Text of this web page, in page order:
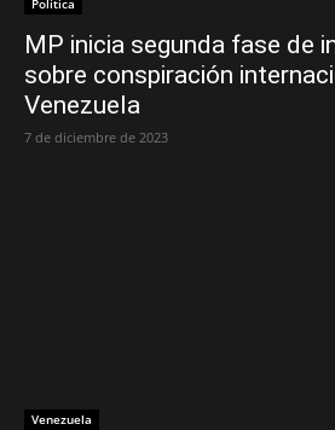
Política
MP inicia segunda fase de
sobre conspiración
Venezuela
7 de diciembre de 2023
Venezuela